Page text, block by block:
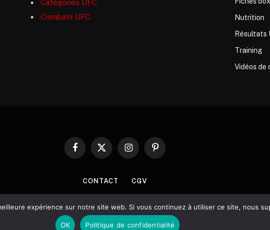
Catégories UFC
Combats UFC
Nutrition
Résultats
Training
Vidéos de
Facebook
X
InstagramPinterest
CONTACT CGV
© 2026
expérience sur notre site web. Si vous continuez à utiliser ce site, nous
OK Politique de confidentialité